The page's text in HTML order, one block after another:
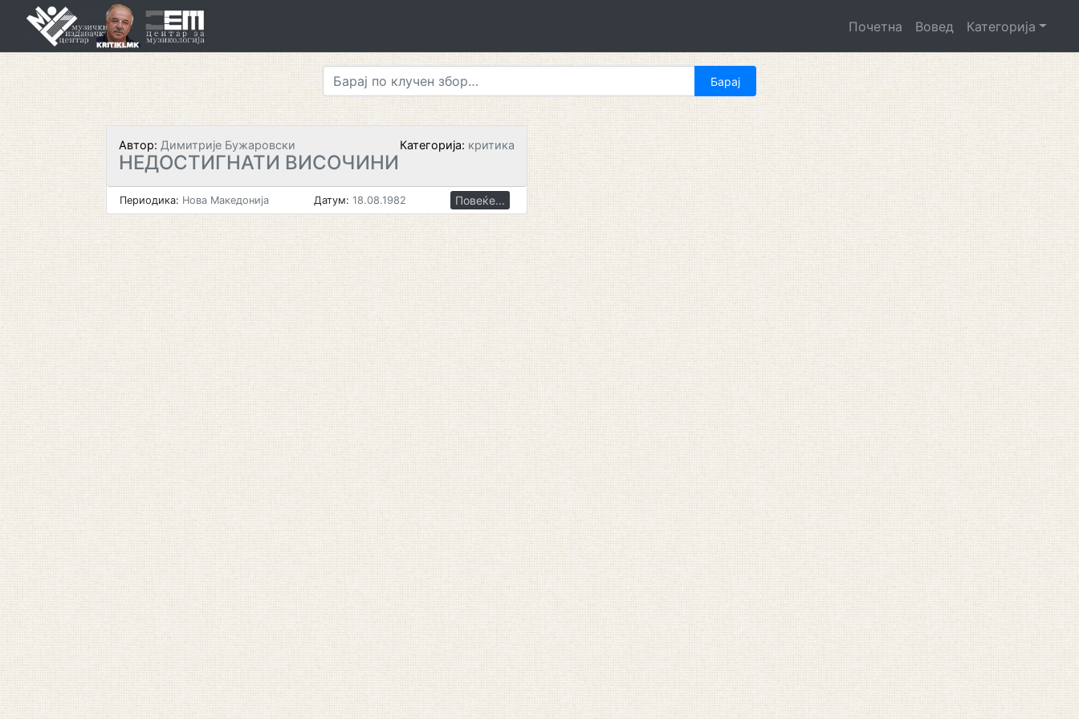
Почетна Вовед Категорија
Автор: Димитрије Бужаровски Категорија: критика
НЕДОСТИГНАТИ ВИСОЧИНИ
Периодика: Нова Македонија Датум: 18.08.1982 Повеќе...